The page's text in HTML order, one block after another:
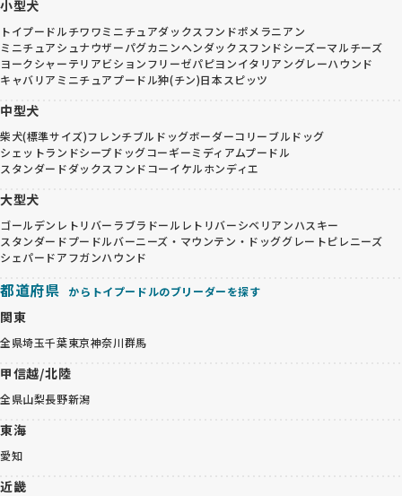
小型犬
トイプードルチワワミニチュアダックスフンドポメラニアン
ミニチュアシュナウザーパグカニンヘンダックスフンドシーズーマルチーズ
ヨークシャーテリアビションフリーゼパピヨンイタリアングレーハウンド
キャバリア ミニチュアプードル狆(チン)日本スピッツ
中型犬
柴犬(標準サイズ)フレンチブルドッグボーダーコリーブルドッグ
シェットランドシープドッグコーギーミディアムプードル
スタンダードダックスフンドコーイケルホンディエ
大型犬
ゴールデンレトリバー ラブラドールレトリバーシベリアンハスキー
スタンダードプードルバーニーズ・マウンテン・ドッググレートピレニーズ
シェパードアフガンハウンド
都道府県 からトイプードルのブリーダーを探す
関東
全県埼玉千葉東京神奈川群馬
甲信越/北陸
全県山梨長野新潟
東海
愛知
近畿